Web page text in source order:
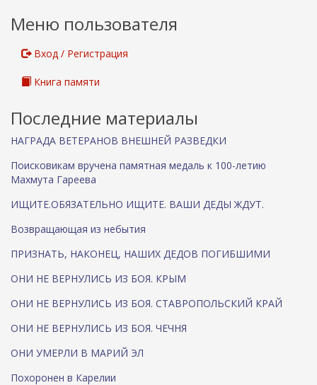
Меню пользователя
Вход / Регистрация
Книга памяти
Последние материалы
НАГРАДА ВЕТЕРАНОВ ВНЕШНЕЙ РАЗВЕДКИ
Поисковикам вручена памятная медаль к 100-летию
Махмута Гареева
ИЩИТЕ.ОБЯЗАТЕЛЬНО ИЩИТЕ. ВАШИ ДЕДЫ ЖДУТ.
Возвращающая из небытия
ПРИЗНАТЬ, НАКОНЕЦ, НАШИХ ДЕДОВ ПОГИБШИМИ
ОНИ НЕ ВЕРНУЛИСЬ ИЗ БОЯ. КРЫМ
ОНИ НЕ ВЕРНУЛИСЬ ИЗ БОЯ. СТАВРОПОЛЬСКИЙ КРАЙ
ОНИ НЕ ВЕРНУЛИСЬ ИЗ БОЯ. ЧЕЧНЯ
ОНИ УМЕРЛИ В МАРИЙ ЭЛ
Похоронен в Карелии